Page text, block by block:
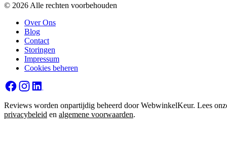
© 2026 Alle rechten voorbehouden
Over Ons
Blog
Contact
Storingen
Impressum
Cookies beheren
Reviews worden onpartijdig beheerd door WebwinkelKeur. Lees
privacybeleid en algemene voorwaarden.